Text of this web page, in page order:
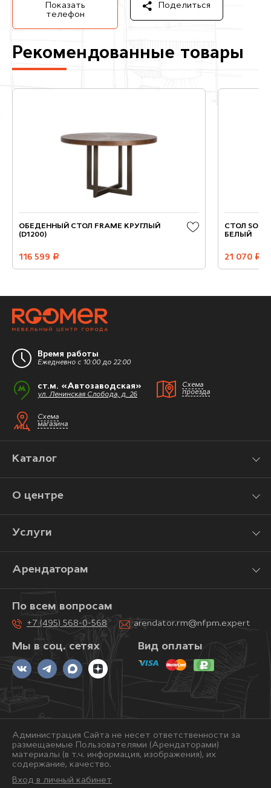
Показать
телефон
Поделиться
Рекомендованные товары
ОБЕДЕННЫЙ СТОЛ FRAME КРУГЛЫЙ
(D1200)
116 599 руб.
СТОЛ
БЕЛЫЙ
21 070 руб.
Время работы
Ежедневно с 10:00 до 22:00
ст.м. «Автозаводская»
ул. Ленинская Слобода, д. 26
Схема
проезда
Схема
магазина
Каталог
О центре
Услуги
Арендаторам
Мы в соц. сетях
По всем вопросам
+7 (495) 568-0-568 arendator.rm@nfpm.expert
Вид оплаты
Администрация Сайта не несет ответственности за
размещаемые Пользователями (Арендаторами)
материалы (в т.ч. информация, изображения), их
содержание, качество.
Вход в личный кабинет